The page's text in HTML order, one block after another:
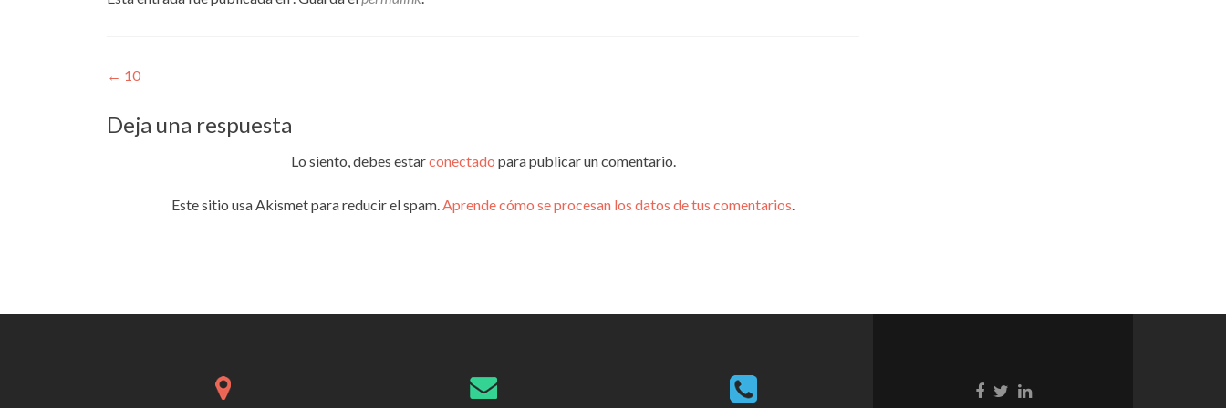
Navegación
de
entradas
← 10
Deja una respuesta
Lo siento, debes estarconectado para publicar un comentario.
Este sitio usa Akismet para reducir el spam.Aprende cómo se procesan los datos de tus comentarios.